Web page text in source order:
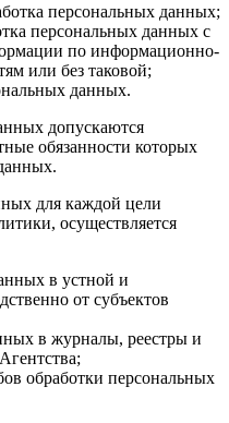
персональных данных;
персональных данных с
по информационно-
или без таковой;
данных.
допускаются
обязанности которых
для каждой цели
осуществляется
в устной и
от субъектов
в журналы, реестры и
обработки персональных